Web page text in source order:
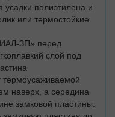
усадки полиэтилена и
или термостойкие
ЗП» перед
слой под
термоусаживаемой
наверх, а середина
замковой пластины.